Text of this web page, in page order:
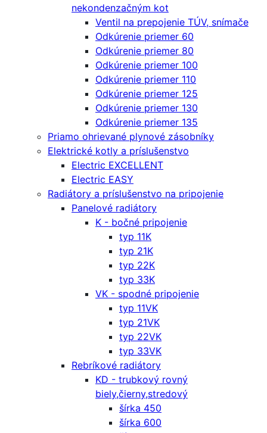
nekondenzačným kot
Ventil na prepojenie TÚV, snímače
Odkúrenie priemer 60
Odkúrenie priemer 80
Odkúrenie priemer 100
Odkúrenie priemer 110
Odkúrenie priemer 125
Odkúrenie priemer 130
Odkúrenie priemer 135
Priamo ohrievané plynové zásobníky
Elektrické kotly a príslušenstvo
Electric EXCELLENT
Electric EASY
Radiátory a príslušenstvo na pripojenie
Panelové radiátory
K - bočné pripojenie
typ 11K
typ 21K
typ 22K
typ 33K
VK - spodné pripojenie
typ 11VK
typ 21VK
typ 22VK
typ 33VK
Rebríkové radiátory
KD - trubkový rovný
biely,čierny,stredový
šírka 450
šírka 600